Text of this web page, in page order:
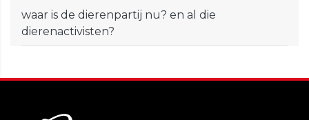
waar is de dierenpartij nu? en al die
dierenactivisten?